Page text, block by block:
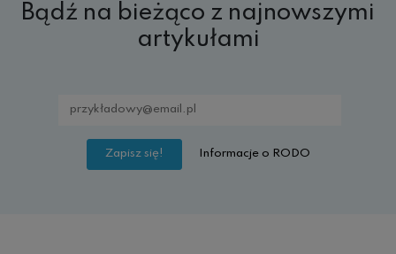
Bądź na bieżąco z najnowszymi
artykułami
Informacje o RODO